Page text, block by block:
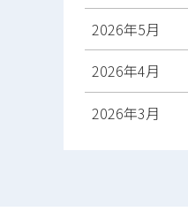
2026年5月
2026年4月
2026年3月